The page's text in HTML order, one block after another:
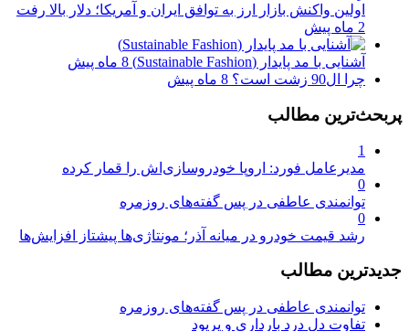
اولین واکنش بازار ارز به توافق ایران و آمریکا؛ دلار بالا رفت
2 ماه پیش
آشنایی با مد پایدار (Sustainable Fashion)
8 ماه پیش
چرا ال90 زشت است؟
8 ماه پیش
پربحث‌ترین مطالب
1
مدیرعامل فورد: اروپا خودروسازی‌اش را قمار کرده
0
توانمندی عاطفی در پس گفته‌های روزمره
0
رشد قیمت خودرو در میانه آذر؛ مونتاژی‌ها پیشتاز افزایش‌ها
جدیدترین مطالب
توانمندی عاطفی در پس گفته‌های روزمره
تفاوت دل درد بارداری و پریود